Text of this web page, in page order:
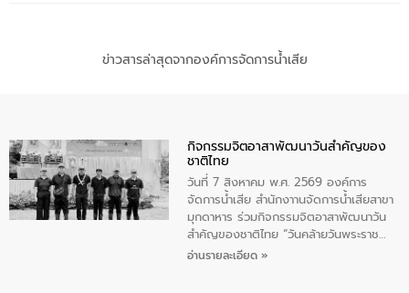
ข่าวสารล่าสุดจากองค์การจัดการน้ำเสีย
กิจกรรมจิตอาสาพัฒนาวันสําคัญของ
ชาติไทย
วันที่ 7 สิงหาคม พ.ศ. 2569 องค์การ
จัดการน้ำเสีย สำนักงาานจัดการน้ำเสียสาขา
มุกดาหาร ร่วมกิจกรรมจิตอาสาพัฒนาวัน
สําคัญของชาติไทย “วันคล้ายวันพระราช
สมภพ สมเด็จพระนางเจ้าสิริกิติ์พระบรม
อ่านรายละเอียด »